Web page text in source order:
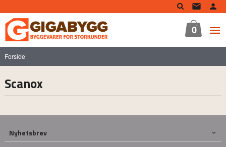
til
innholdet
0
Forside
Scanox
Nyhetsbrev